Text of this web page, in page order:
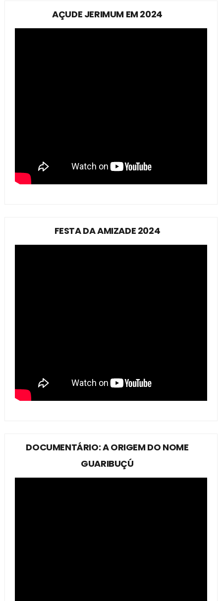
AÇUDE JERIMUM EM 2024
FESTA DA AMIZADE 2024
DOCUMENTÁRIO: A ORIGEM DO NOME
GUARIBUÇÚ